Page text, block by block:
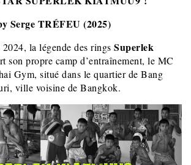
Serge TRÉFEU (2025)
la légende des rings Superlek
son propre camp d’entraînement, le MC
Gym, situé dans le quartier de Bang
ville voisine de Bangkok.